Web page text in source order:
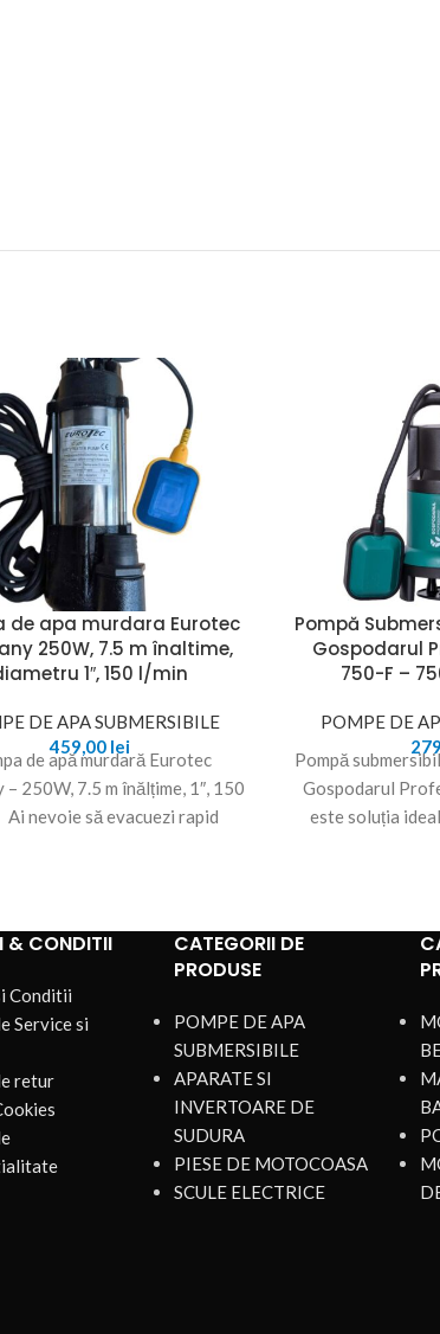
de apa murdara Eurotec
250W, 7.5 m înaltime,
1″, 150 l/min
DE APA SUBMERSIBILE
459,00 lei
de apă murdară Eurotec
– 250W, 7.5 m înălțime, 1″, 150
nevoie să evacuezi rapid
Pompă
Gospodarul
750-F –
POMPE DE
Pompă
Gospodarul
este soluția
& CONDITII
Conditii
Service si
retur
CATEGORII DE
PRODUSE
POMPE DE APA
SUBMERSIBILE
APARATE SI
INVERTOARE DE
SUDURA
PIESE DE MOTOCOASA
SCULE ELECTRICE